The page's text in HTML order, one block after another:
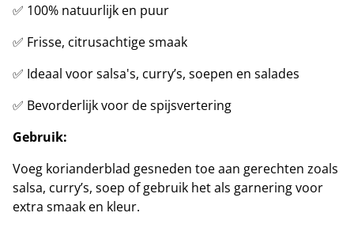
✅ 100% natuurlijk en puur
✅ Frisse, citrusachtige smaak
✅ Ideaal voor salsa's, curry’s, soepen en salades
✅ Bevorderlijk voor de spijsvertering
Gebruik:
Voeg korianderblad gesneden toe aan gerechten zoals
salsa, curry’s, soep of gebruik het als garnering voor
extra smaak en kleur.